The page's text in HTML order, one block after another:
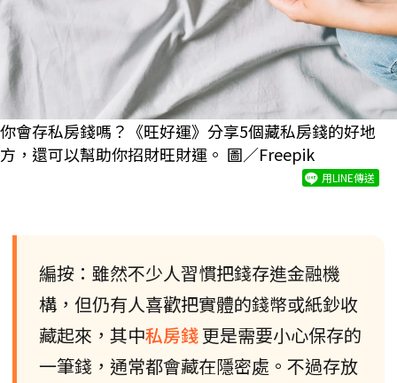
你會存私房錢嗎？《旺好運》分享5個藏私房錢的好地
方，還可以幫助你招財旺財運。 圖／Freepik
用LINE傳送
編按：雖然不少人習慣把錢存進金融機
構，但仍有人喜歡把實體的錢幣或紙鈔收
藏起來，其中私房錢更是需要小心保存的
一筆錢，通常都會藏在隱密處。不過存放